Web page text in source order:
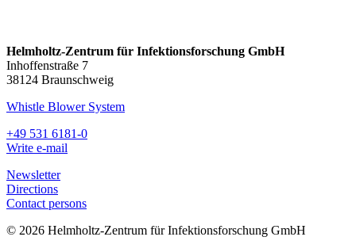
Helmholtz-Zentrum für Infektionsforschung GmbH
Inhoffenstraße 7
38124 Braunschweig
Whistle Blower System
+49 531 6181-0
Write e-mail
Newsletter
Directions
Contact persons
© 2026 Helmholtz-Zentrum für Infektionsforschung GmbH